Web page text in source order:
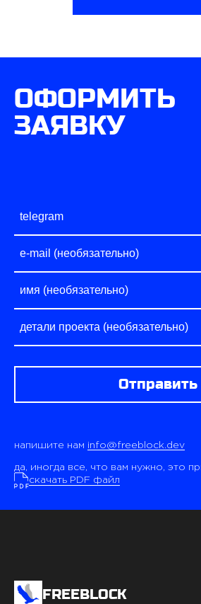
ОФОРМИТЬ
ЗАЯВКУ
Отправить
напишите нам info@freeblock.dev
да, иногда все, что вам нужно, это
скачать PDF файл
FREEBLOCK